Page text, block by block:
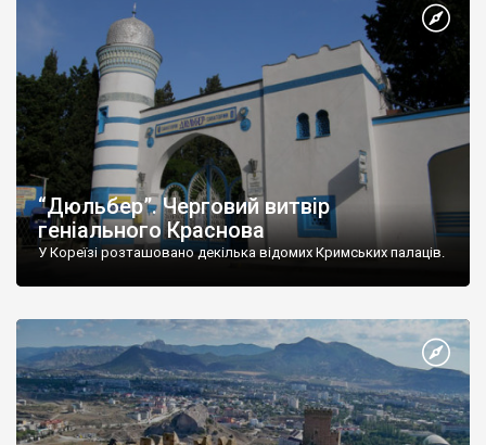
“Дюльбер”. Черговий витвір
геніального Краснова
У Кореїзі розташовано декілька відомих Кримських палаців.